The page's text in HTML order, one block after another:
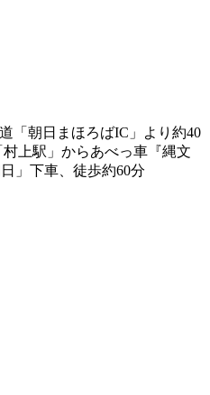
「朝日まほろばIC」より約40
上駅」からあべっ車『縄文
」下車、徒歩約60分